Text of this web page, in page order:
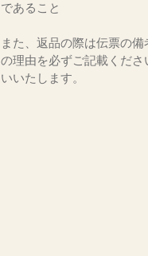
であること
また、返品の際は伝票の
の理由を必ずご記載くだ
いいたします。